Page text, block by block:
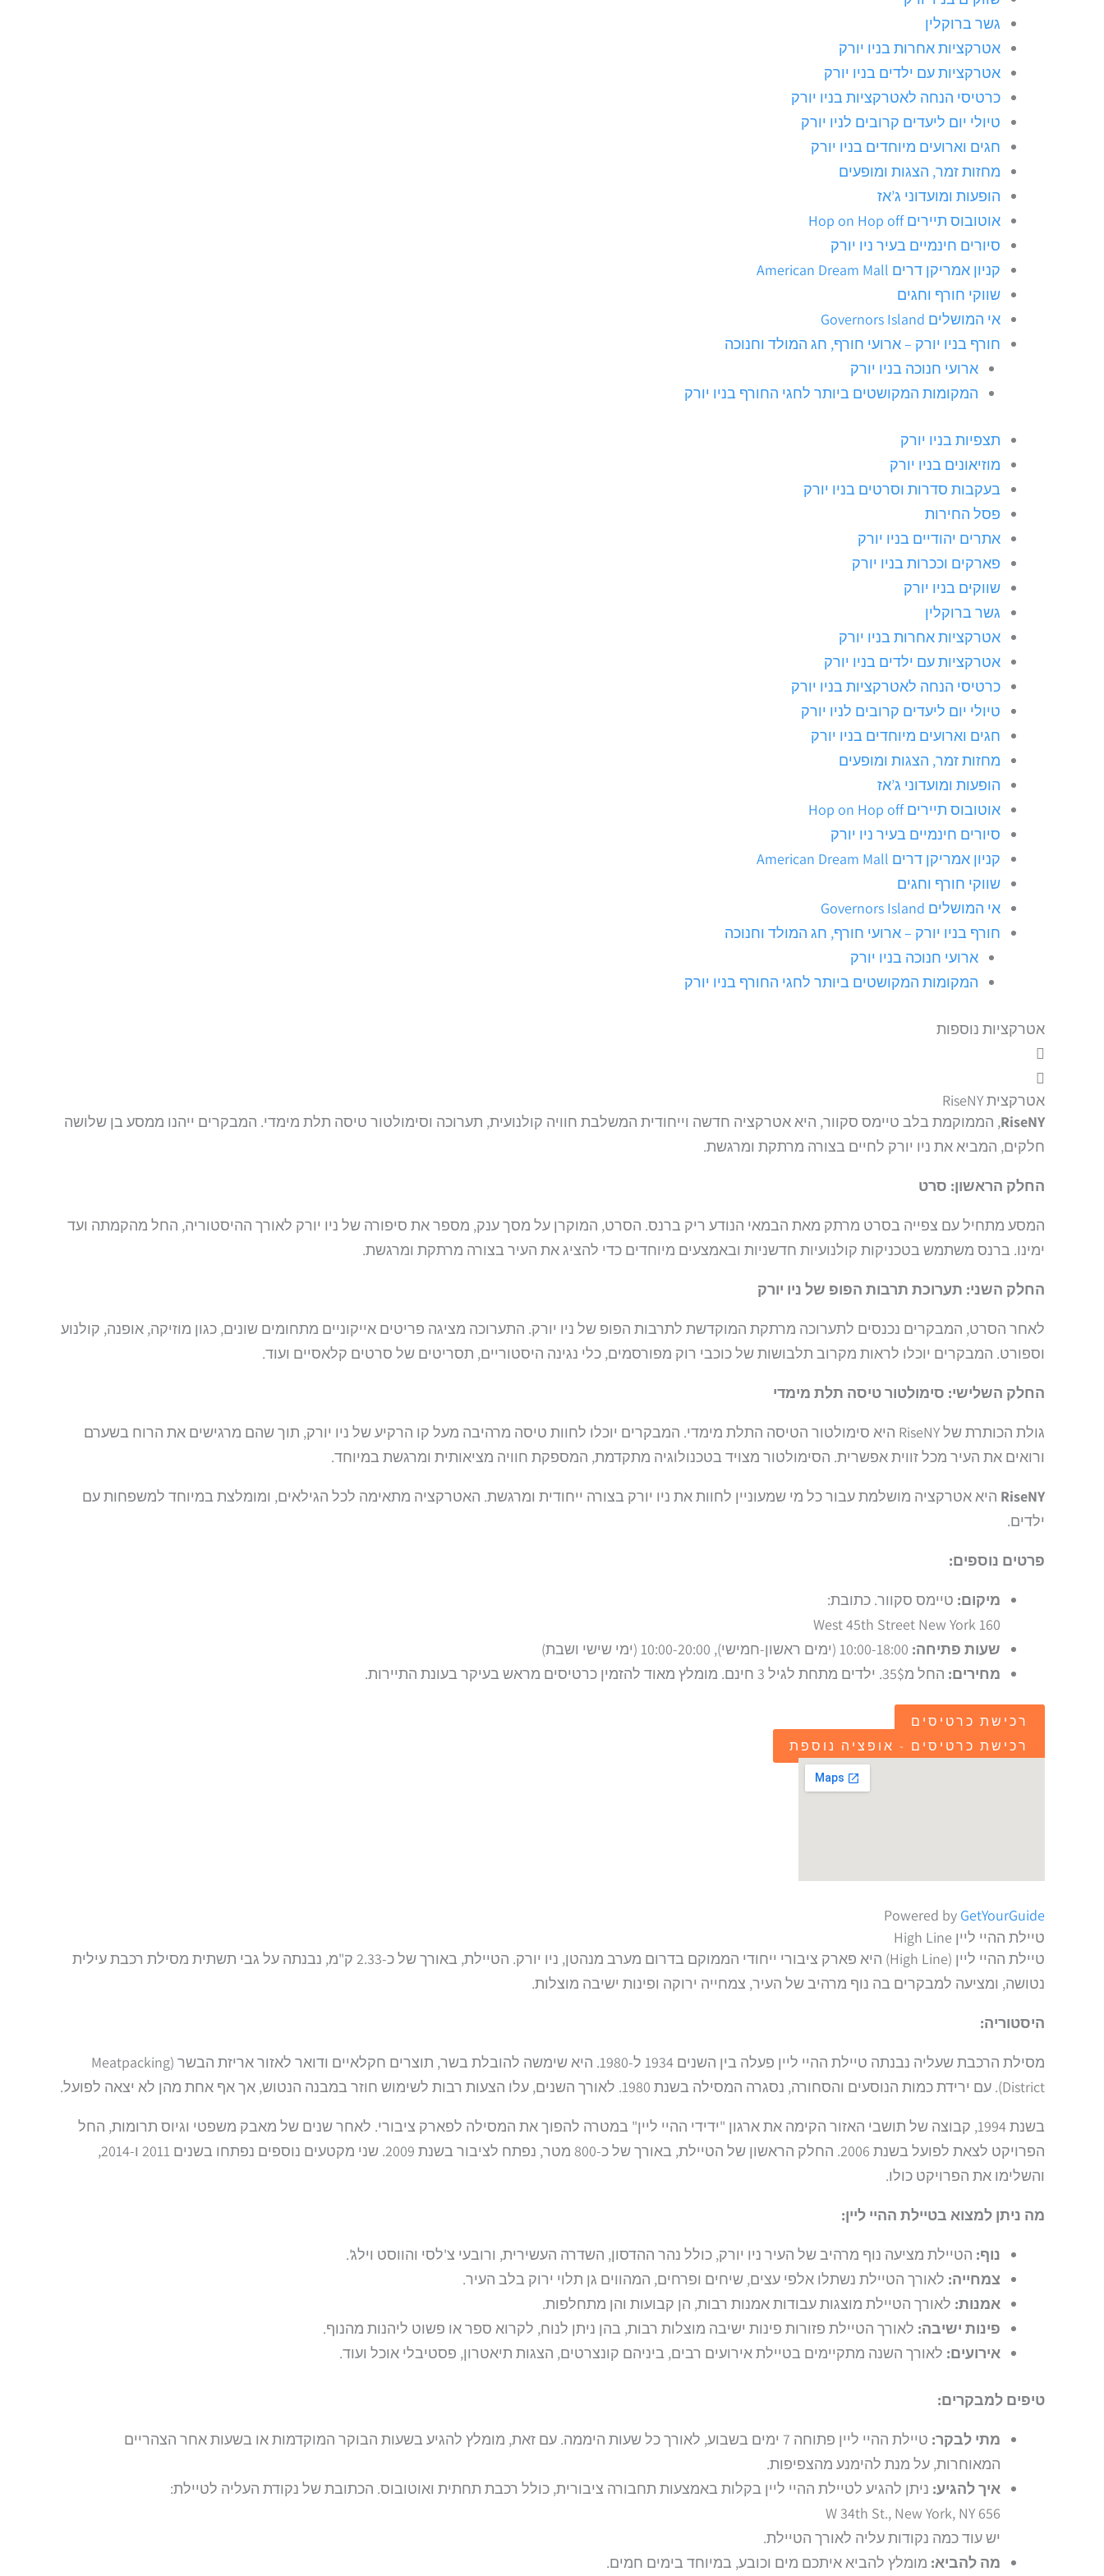
גשר ברוקלין
אטרקציות אחרות בניו יורק
אטרקציות עם ילדים בניו יורק
כרטיסי הנחה לאטרקציות בניו יורק
טיולי יום ליעדים קרובים לניו יורק
חגים וארועים מיוחדים בניו יורק
מחזות זמר, הצגות ומופעים
הופעות ומועדוני ג’אז
אוטובוס תיירים Hop on Hop off
סיורים חינמיים בעיר ניו יורק
קניון אמריקן דרים American Dream Mall
שווקי חורף וחגים
אי המושלים Governors Island
חורף בניו יורק – ארועי חורף, חג המולד וחנוכה
ארועי חנוכה בניו יורק
המקומות המקושטים ביותר לחגי החורף בניו יורק
תצפיות בניו יורק
מוזיאונים בניו יורק
בעקבות סדרות וסרטים בניו יורק
פסל החירות
אתרים יהודיים בניו יורק
פארקים וככרות בניו יורק
שווקים בניו יורק
גשר ברוקלין
אטרקציות אחרות בניו יורק
אטרקציות עם ילדים בניו יורק
כרטיסי הנחה לאטרקציות בניו יורק
טיולי יום ליעדים קרובים לניו יורק
חגים וארועים מיוחדים בניו יורק
מחזות זמר, הצגות ומופעים
הופעות ומועדוני ג’אז
אוטובוס תיירים Hop on Hop off
סיורים חינמיים בעיר ניו יורק
קניון אמריקן דרים American Dream Mall
שווקי חורף וחגים
אי המושלים Governors Island
חורף בניו יורק – ארועי חורף, חג המולד וחנוכה
ארועי חנוכה בניו יורק
המקומות המקושטים ביותר לחגי החורף בניו יורק
אטרקציות נוספות
אטרקצית RiseNY
RiseNY, הממוקמת בלב טיימס סקוור, היא אטרקציה חדשה וייחודית המשלבת חוויה קולנועית, תערוכה וסימולטור טיסה תלת מימדי. המבקרים ייהנו ממסע בן שלושה
חלקים, המביא את ניו יורק לחיים בצורה מרתקת ומרגשת.
החלק הראשון: סרט
המסע מתחיל עם צפייה בסרט מרתק מאת הבמאי הנודע ריק ברנס. הסרט, המוקרן על מסך ענק, מספר את סיפורה של ניו יורק לאורך ההיסטוריה, החל מהקמתה ועד
ימינו. ברנס משתמש בטכניקות קולנועיות חדשניות ובאמצעים מיוחדים כדי להציג את העיר בצורה מרתקת ומרגשת.
החלק השני: תערוכת תרבות הפופ של ניו יורק
לאחר הסרט, המבקרים נכנסים לתערוכה מרתקת המוקדשת לתרבות הפופ של ניו יורק. התערוכה מציגה פריטים אייקוניים מתחומים שונים, כגון מוזיקה, אופנה, קולנוע
וספורט. המבקרים יוכלו לראות מקרוב תלבושות של כוכבי רוק מפורסמים, כלי נגינה היסטוריים, תסריטים של סרטים קלאסיים ועוד.
החלק השלישי: סימולטור טיסה תלת מימדי
גולת הכותרת של RiseNY היא סימולטור הטיסה התלת מימדי. המבקרים יוכלו לחוות טיסה מרהיבה מעל קו הרקיע של ניו יורק, תוך שהם מרגישים את הרוח בשערם
ורואים את העיר מכל זווית אפשרית. הסימולטור מצויד בטכנולוגיה מתקדמת, המספקת חוויה מציאותית ומרגשת במיוחד.
RiseNY היא אטרקציה מושלמת עבור כל מי שמעוניין לחוות את ניו יורק בצורה ייחודית ומרגשת. האטרקציה מתאימה לכל הגילאים, ומומלצת במיוחד למשפחות עם
ילדים.
פרטים נוספים:
מיקום: טיימס סקוור. כתובת:
160 West 45th Street New York
שעות פתיחה:
מחירים: החל מ35$. ילדים מתחת לגיל 3 חינם. מומלץ מאוד להזמין כרטיסים מראש בעיקר בעונת התיירות.
רכישת כרטיסים
רכישת כרטיסים - אופציה נוספת
Powered by GetYourGuide
טיילת ההיי ליין High Line
טיילת ההיי ליין (High Line) היא פארק ציבורי ייחודי הממוקם בדרום מערב מנהטן, ניו יורק. הטיילת, באורך של כ-2.33 ק"מ, נבנתה על גבי תשתית מסילת רכבת עילית
נטושה, ומציעה למבקרים בה נוף מרהיב של העיר, צמחייה ירוקה ופינות ישיבה מוצלות.
היסטוריה:
מסילת הרכבת שעליה נבנתה טיילת ההיי ליין פעלה בין השנים 1934 ל-1980. היא שימשה להובלת בשר, תוצרים חקלאיים ודואר לאזור אריזת הבשר (Meatpacking
District). עם ירידת כמות הנוסעים והסחורה, נסגרה המסילה בשנת 1980. לאורך השנים, עלו הצעות רבות לשימוש חוזר במבנה הנטוש, אך אף אחת מהן לא יצאה לפועל.
בשנת 1994, קבוצה של תושבי האזור הקימה את ארגון "ידידי ההיי ליין" במטרה להפוך את המסילה לפארק ציבורי. לאחר שנים של מאבק משפטי וגיוס תרומות, החל
הפרויקט לצאת לפועל בשנת 2006. החלק הראשון של הטיילת, באורך של כ-800 מטר, נפתח לציבור בשנת 2009. שני מקטעים נוספים נפתחו בשנים 2011 ו-2014,
והשלימו את הפרויקט כולו.
מה ניתן למצוא בטיילת ההיי ליין:
נוף: הטיילת מציעה נוף מרהיב של העיר ניו יורק, כולל נהר ההדסון, השדרה העשירית, ורובעי צ'לסי והווסט וילג'.
צמחייה: לאורך הטיילת נשתלו אלפי עצים, שיחים ופרחים, המהווים גן תלוי ירוק בלב העיר.
אמנות: לאורך הטיילת מוצגות עבודות אמנות רבות, הן קבועות והן מתחלפות.
פינות ישיבה: לאורך הטיילת פזורות פינות ישיבה מוצלות רבות, בהן ניתן לנוח, לקרוא ספר או פשוט ליהנות מהנוף.
אירועים: לאורך השנה מתקיימים בטיילת אירועים רבים, ביניהם קונצרטים, הצגות תיאטרון, פסטיבלי אוכל ועוד.
טיפים למבקרים:
מתי לבקר:
טיילת ההיי ליין פתוחה 7 ימים בשבוע, לאורך כל שעות היממה. עם זאת, מומלץ להגיע בשעות הבוקר המוקדמות או בשעות אחר הצהריים
המאוחרות, על מנת להימנע מהצפיפות.
איך להגיע: ניתן להגיע לטיילת ההיי ליין בקלות באמצעות תחבורה ציבורית, כולל רכבת תחתית ואוטובוס. הכתובת של נקודת העליה לטיילת:
656 W 34th St., New York, NY
יש עוד כמה נקודות עליה לאורך הטיילת.
מה להביא: מומלץ להביא איתכם מים וכובע, במיוחד בימים חמים.